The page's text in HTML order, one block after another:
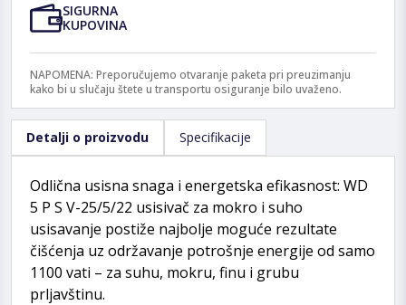
SIGURNA
KUPOVINA
NAPOMENA: Preporučujemo otvaranje paketa pri preuzimanju
kako bi u slučaju štete u transportu osiguranje bilo uvaženo.
Detalji o proizvodu Specifikacije
Odlična usisna snaga i energetska efikasnost: WD
5 P S V-25/5/22 usisivač za mokro i suho
usisavanje postiže najbolje moguće rezultate
čišćenja uz održavanje potrošnje energije od samo
1100 vati – za suhu, mokru, finu i grubu
prljavštinu.